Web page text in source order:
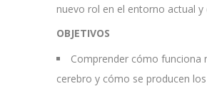
nuevo rol en el entorno actual y
OBJETIVOS
Comprender cómo funciona
cerebro y cómo se producen